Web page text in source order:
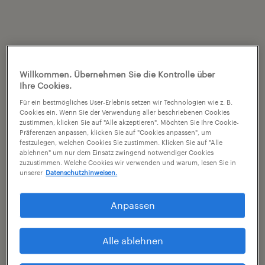
Willkommen. Übernehmen Sie die Kontrolle über
Ihre Cookies.
Für ein bestmögliches User-Erlebnis setzen wir Technologien wie z. B.
Cookies ein. Wenn Sie der Verwendung aller beschriebenen Cookies
zustimmen, klicken Sie auf "Alle akzeptieren". Möchten Sie Ihre Cookie-
Präferenzen anpassen, klicken Sie auf "Cookies anpassen", um
festzulegen, welchen Cookies Sie zustimmen. Klicken Sie auf "Alle
ablehnen" um nur dem Einsatz zwingend notwendiger Cookies
zuzustimmen. Welche Cookies wir verwenden und warum, lesen Sie in
unserer Datenschutzhinweisen.
Anpassen
Alle ablehnen